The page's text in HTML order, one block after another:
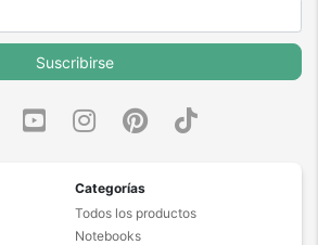
Suscribirse
Categorías
Todos los productos
Notebooks